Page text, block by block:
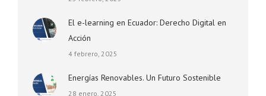
El e-learning en Ecuador: Derecho Digital en
Acción
4 febrero, 2025
Energías Renovables. Un Futuro Sostenible
28 enero, 2025